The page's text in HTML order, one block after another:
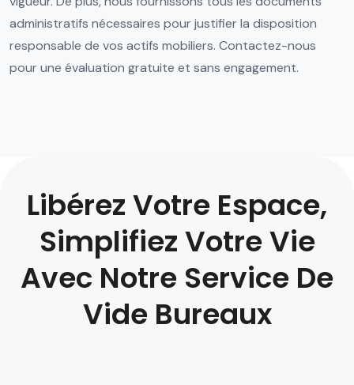
administratifs nécessaires pour justifier la disposition
responsable de vos actifs mobiliers. Contactez-nous
pour une évaluation gratuite et sans engagement.
Libérez Votre Espace,
Simplifiez Votre Vie
Avec Notre Service De
Vide Bureaux